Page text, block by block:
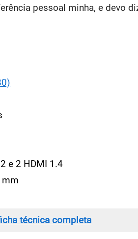
pessoal minha, e devo
e 2 HDMI 1.4
mm
técnica completa